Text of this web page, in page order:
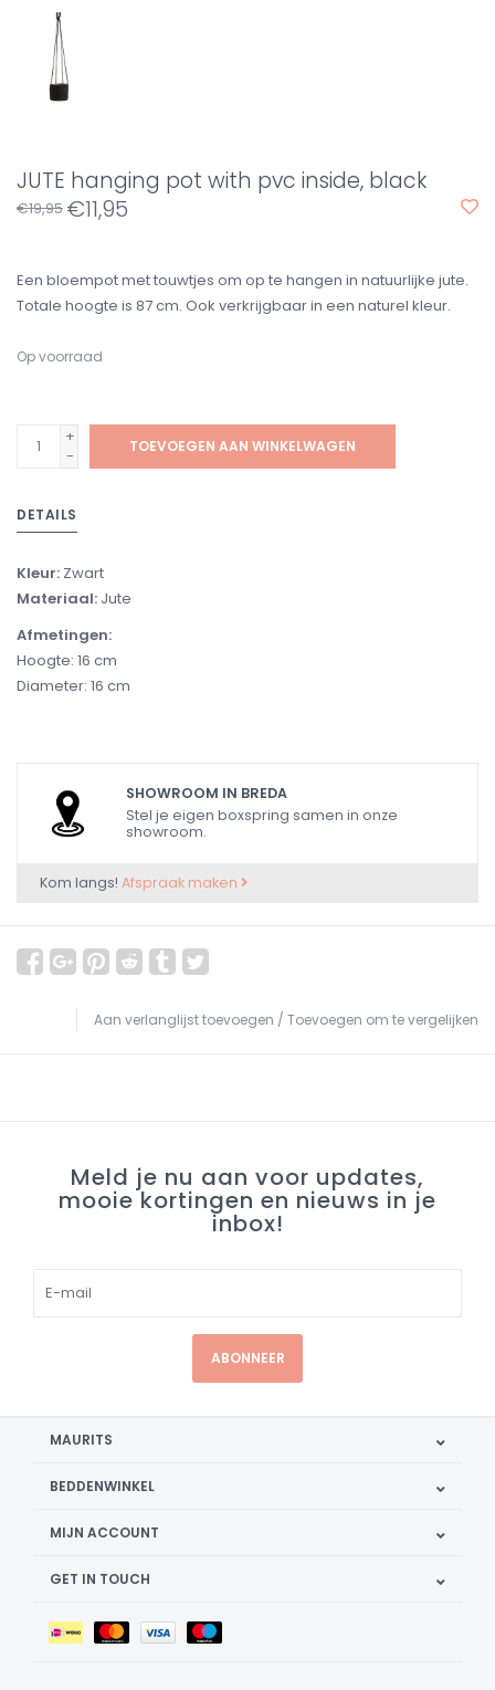
JUTE hanging pot with pvc inside, black
€19,95 €11,95
Een bloempot met touwtjes om op te hangen in natuurlijke jute.
Totale hoogte is 87 cm. Ook verkrijgbaar in een naturel kleur.
Op voorraad
+
-
TOEVOEGEN AAN WINKELWAGEN
DETAILS
Kleur: Zwart
Materiaal: Jute
Afmetingen:
Hoogte: 16 cm
Diameter: 16 cm
SHOWROOM IN BREDA
Stel je eigen boxspring samen in onze
showroom.
Kom langs! Afspraak maken
Aan verlanglijst toevoegen / Toevoegen om te vergelijken
Meld je nu aan voor updates,
mooie kortingen en nieuws in je
inbox!
ABONNEER
MAURITS
BEDDENWINKEL
MIJN ACCOUNT
GET IN TOUCH